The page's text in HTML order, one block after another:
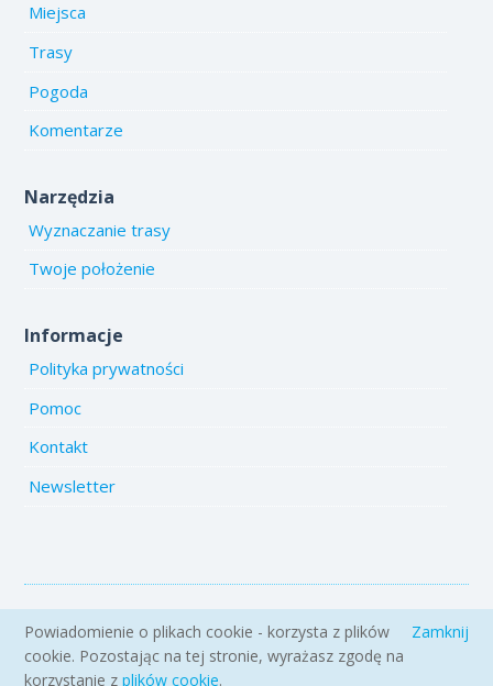
Miejsca
Trasy
Pogoda
Komentarze
Narzędzia
Wyznaczanie trasy
Twoje położenie
Informacje
Polityka prywatności
Pomoc
Kontakt
Newsletter
Copyright 2005-2026 www.emiejsca.pl. Kopiowanie treści i zdjęć
zabronione.
Powiadomienie o plikach cookie - korzysta z plików
cookie. Pozostając na tej stronie, wyrażasz zgodę na
korzystanie zplików cookie.
Zamknij